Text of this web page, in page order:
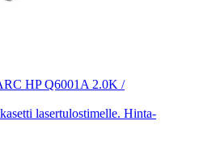
HP Q6001A 2.0K /
lasertulostimelle. Hinta-